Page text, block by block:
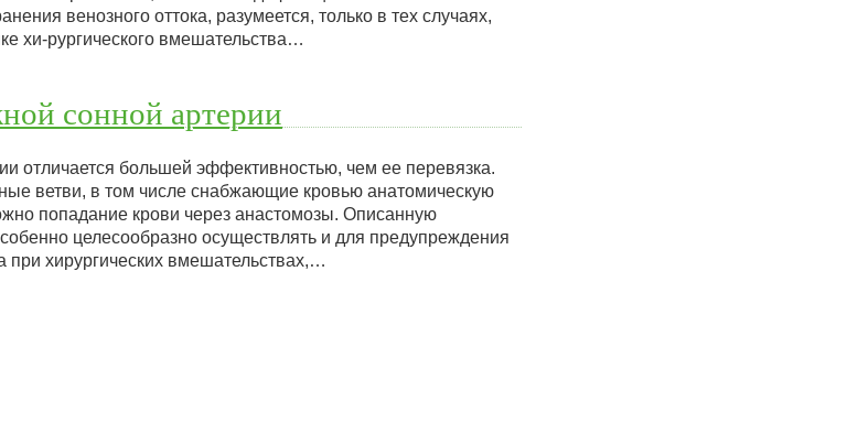
венозного оттока, разумеется, только в тех случаях,
хи-рургического вмешательства…
сонной артерии
отличается большей эффективностью, чем ее перевязка.
ветви, в том числе снабжающие кровью анатомическую
попадание крови через анастомозы. Описанную
целесообразно осуществлять и для предупреждения
при хирургических вмешательствах,…